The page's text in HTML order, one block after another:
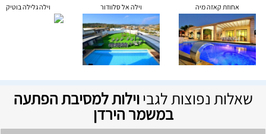
אחוזת קאזה מיה וילה אל סלוודור וילה גלילה בוטיק
שאלות נפוצות לגביוילות למסיבת הפתעה
במשמר הירדן